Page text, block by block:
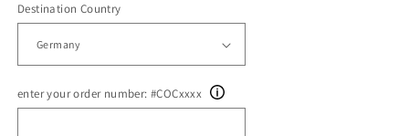
Destination Country
enter your order number: #COCxxxx